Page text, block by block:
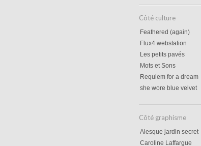
Côté culture
Feathered (again)
Flux4 webstation
Les petits pavés
Mots et Sons
Requiem for a dream
she wore blue velvet
Côté graphisme
Alesque jardin secret
Caroline Laffargue